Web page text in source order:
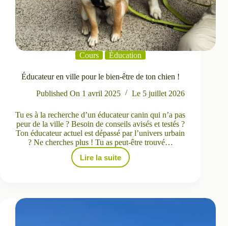
Cours Éducation
Éducateur en ville pour le bien-être de ton chien !
Published On 1 avril 2025 Le 5 juillet 2026
Tu es à la recherche d’un éducateur canin qui n’a pas
peur de la ville ? Besoin de conseils avisés et testés ?
Ton éducateur actuel est dépassé par l’univers urbain
? Ne cherches plus ! Tu as peut-être trouvé…
Lire la suite
Éducateur
en